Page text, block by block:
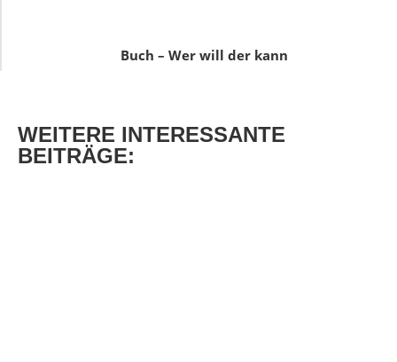
Buch – Wer will der kann
WEITERE INTERESSANTE
BEITRÄGE: